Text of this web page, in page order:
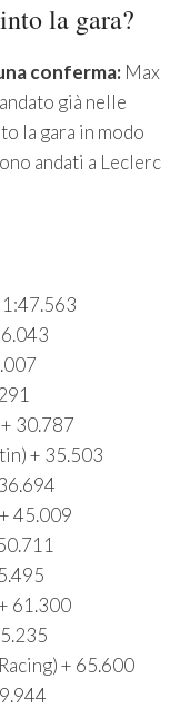
la gara?
conferma: Max
già nelle
la gara in modo
andati a Leclerc
1:47.563
30.787
+ 35.503
45.009
61.300
+ 65.600